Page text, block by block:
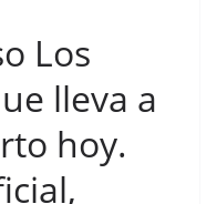
Los
lleva a
hoy.